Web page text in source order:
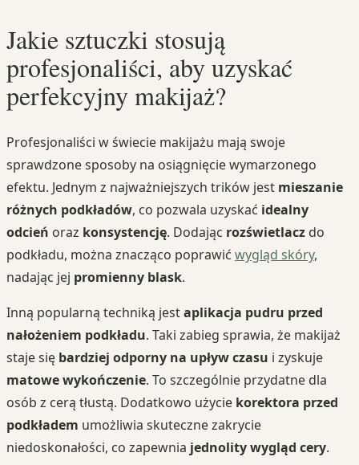
Jakie sztuczki stosują
profesjonaliści, aby uzyskać
perfekcyjny makijaż?
Profesjonaliści w świecie makijażu mają swoje
sprawdzone sposoby na osiągnięcie wymarzonego
efektu. Jednym z najważniejszych trików jest mieszanie
różnych podkładów, co pozwala uzyskać idealny
odcień oraz konsystencję. Dodając rozświetlacz do
podkładu, można znacząco poprawić wygląd skóry,
nadając jej promienny blask.
Inną popularną techniką jestaplikacja pudru przed
nałożeniem podkładu. Taki zabieg sprawia, że makijaż
staje się bardziej odporny na upływ czasu i zyskuje
matowe wykończenie. To szczególnie przydatne dla
osób z cerą tłustą. Dodatkowo użycie korektora przed
podkładem umożliwia skuteczne zakrycie
niedoskonałości, co zapewnia jednolity wygląd cery.